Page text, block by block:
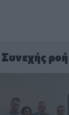
Συνεχής ροή